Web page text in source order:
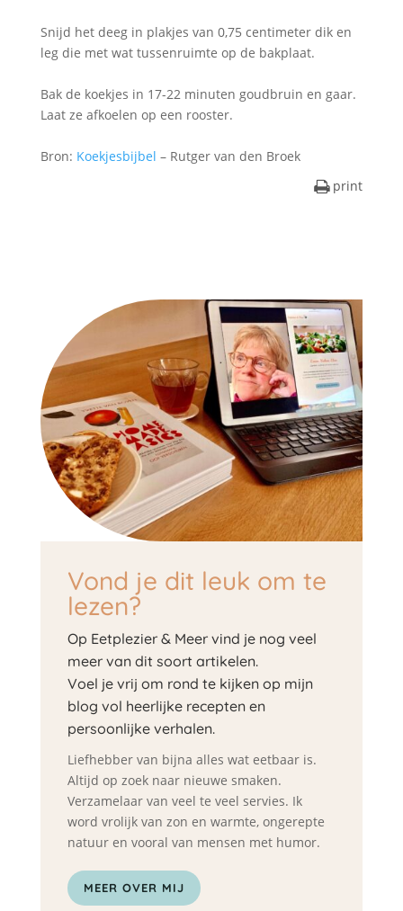
Snijd het deeg in plakjes van 0,75 centimeter dik en
leg die met wat tussenruimte op de bakplaat.
Bak de koekjes in 17-22 minuten goudbruin en gaar.
Laat ze afkoelen op een rooster.
Bron: Koekjesbijbel – Rutger van den Broek
print
Vond je dit leuk om te
lezen?
Op Eetplezier & Meer vind je nog veel
meer van dit soort artikelen.
Voel je vrij om rond te kijken op mijn
blog vol heerlijke recepten en
persoonlijke verhalen.
Liefhebber van bijna alles wat eetbaar is.
Altijd op zoek naar nieuwe smaken.
Verzamelaar van veel te veel servies. Ik
word vrolijk van zon en warmte, ongerepte
natuur en vooral van mensen met humor.
MEER OVER MIJ